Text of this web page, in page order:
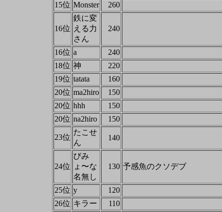
15位 Monster 260
16位
鉄に変
える力
さん
240
16位 a
240
18位 神
220
19位 tatata
160
20位 ma2hiro
150
20位 hhh
150
20位 na2hiro 150
23位
たこせ
ん
140
24位
びみ
ょ〜な
名無し
130 予感魚のクソデブ
25位 y
120
26位 キラー
110